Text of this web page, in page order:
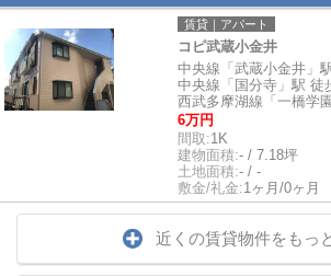
賃貸｜アパート
コピ武蔵小金井
中央線「武蔵小金井」
中央線「国分寺」駅 徒
西武多摩湖線「一橋学
6万円
間取:1K
建物面積:- / 7.18坪
土地面積:- / -
敷金/礼金:1ヶ月/0ヶ月
近くの賃貸物件をもっ